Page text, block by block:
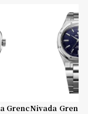
GrencNivada